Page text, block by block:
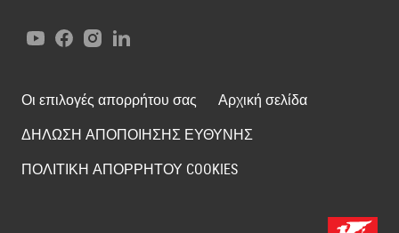
YoutubeFacebook
Instagram
LinkedIn
Οι επιλογές απορρήτου σας
Αρχική σελίδα
ΔΗΛΩΣΗ ΑΠΟΠΟΙΗΣΗΣ ΕΥΘΥΝΗΣ
ΠΟΛΙΤΙΚΗ ΑΠΟΡΡΗΤΟΥ COOKIES